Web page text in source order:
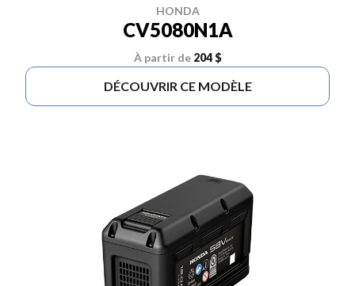
HONDA
CV5080N1A
À partir de 204 $
DÉCOUVRIR CE MODÈLE